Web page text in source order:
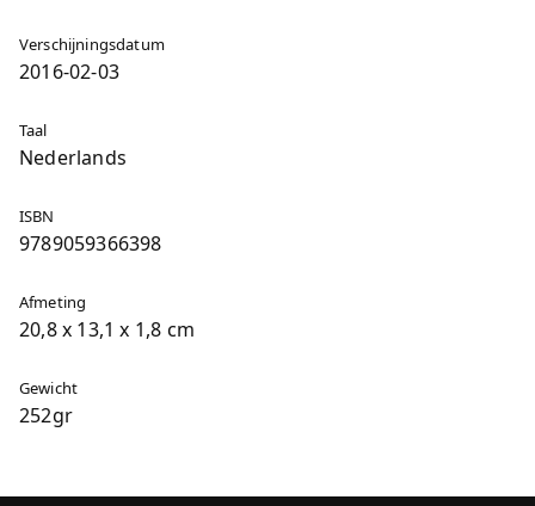
Verschijningsdatum
2016-02-03
Taal
Nederlands
ISBN
9789059366398
Afmeting
20,8 x 13,1 x 1,8 cm
Gewicht
252gr